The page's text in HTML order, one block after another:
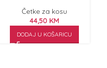
Četke za kosu
44,50 KM
DODAJ U KOŠARICU